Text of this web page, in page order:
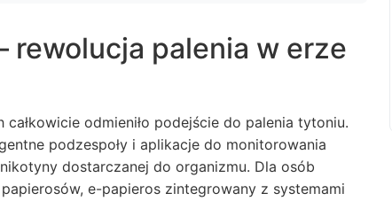
rewolucja palenia w erze
odmieniło podejście do palenia tytoniu.
podzespoły i aplikacje do monitorowania
dostarczanej do organizmu. Dla osób
e-papieros zintegrowany z systemami